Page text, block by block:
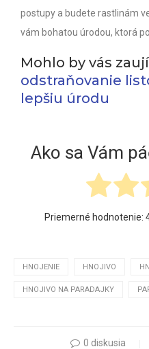
postupy a budete rastlinám
vám bohatou úrodou, ktorá
Mohlo by vás
odstraňovanie
lepšiu úrodu
Ako sa Vám
Priemerné hodnotenie:
HNOJENIE HNOJIVO
HNOJIVO NA PARADAJKY
0 diskusia